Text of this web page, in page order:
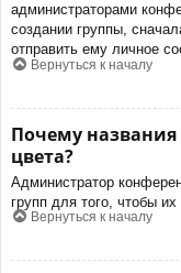
администраторами
создании группы,
отправить ему личное
Вернуться к началу
Почему
цвета?
Администратор
групп для того, чтобы
Вернуться к началу